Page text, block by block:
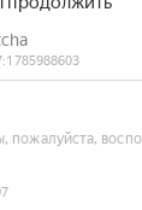
пожалуйста,